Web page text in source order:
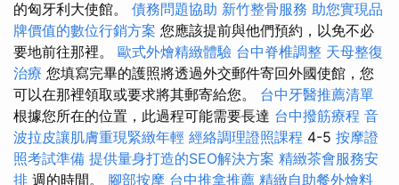
的匈牙利大使館。 債務問題協助 新竹整骨服務 助您實現品
牌價值的數位行銷方案 您應該提前與他們預約，以免不必
要地前往那裡。 歐式外燴精緻體驗 台中脊椎調整 天母整復
治療 您填寫完畢的護照將透過外交郵件寄回外國使館，您
可以在那裡領取或要求將其郵寄給您。 台中牙醫推薦清單
根據您所在的位置，此過程可能需要長達 台中撥筋療程 音
波拉皮讓肌膚重現緊緻年輕 經絡調理證照課程 4-5 按摩證
照考試準備 提供量身打造的SEO解決方案 精緻茶會服務安
排 週的時間。 腳部按摩 台中推拿推薦 精緻自助餐外燴料